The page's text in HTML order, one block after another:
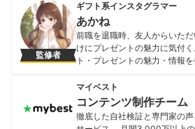
監修者
ギフト系インスタグラマー
あかね
前職を退職時、友人からいた
けにプレゼントの魅力に気付
ト・プレゼントの魅力・情報
フルエンサー。旬のトレンド・
を誰よりも早くお届け。
あかねのプロフィール
マイベスト
コンテンツ制作チーム
徹底した自社検証と専門家の